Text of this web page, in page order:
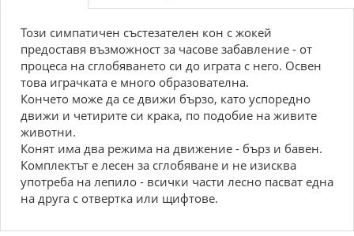
Този симпатичен състезателен кон с жокей
предоставя възможност за часове забавление - от
процеса на сглобяването си до играта с него. Освен
това играчката е много образователна.
Кончето може да се движи бързо, като успоредно
движи и четирите си крака, по подобие на живите
животни.
Конят има два режима на движение - бърз и бавен.
Комплектът е лесен за сглобяване и не изисква
употреба на лепило - всички части лесно пасват една
на друга с отвертка или щифтове.